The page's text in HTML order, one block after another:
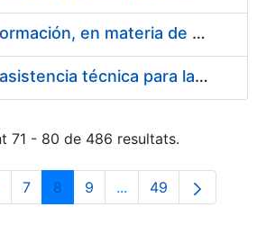
Servicio de Formación, en materia de Prevención de Riesgos Laborales, de Cursos de Operador de Carretillas de Manutención, Puente Grúa, Polipastos y Plataformas Móviles de Personal (PEMP), en su sede de Madrid y Burgos
Servicios de asistencia técnica para la realización de análisis de las aguas potables
71 - 80 de 486 resultats.
intermèdies Utilitzeu TAB per
Pàgina
7 Pàgina
8 Pàgina
9 ...Pàgines intermèdies
Pàgina
49